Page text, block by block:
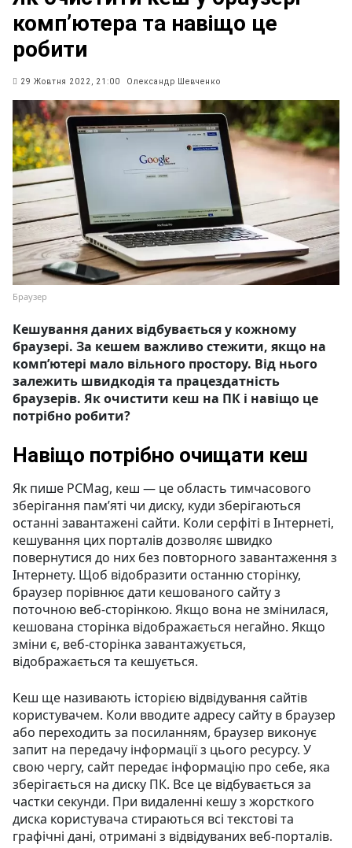
комп’ютера та навіщо це
робити
29 Жовтня 2022, 21:00 Олександр Шевченко
Браузер
Кешування даних відбувається у кожному
браузері. За кешем важливо стежити, якщо на
комп’ютері мало вільного простору. Від нього
залежить швидкодія та працездатність
браузерів. Як очистити кеш на ПК і навіщо це
потрібно робити?
Навіщо потрібно очищати кеш
Як пише PCMag, кеш — це область тимчасового
зберігання пам’яті чи диску, куди зберігаються
останні завантажені сайти. Коли серфіті в Інтернеті,
кешування цих порталів дозволяє швидко
повернутися до них без повторного завантаження з
Інтернету. Щоб відобразити останню сторінку,
браузер порівнює дати кешованого сайту з
поточною веб-сторінкою. Якщо вона не змінилася,
кешована сторінка відображається негайно. Якщо
зміни є, веб-сторінка завантажується,
відображається та кешується.
Кеш ще називають історією відвідування сайтів
користувачем. Коли вводите адресу сайту в браузер
або переходить за посиланням, браузер виконує
запит на передачу інформації з цього ресурсу. У
свою чергу, сайт передає інформацію про себе, яка
зберігається на диску ПК. Все це відбувається за
частки секунди. При видаленні кешу з жорсткого
диска користувача стираються всі текстові та
графічні дані, отримані з відвідуваних веб-порталів.